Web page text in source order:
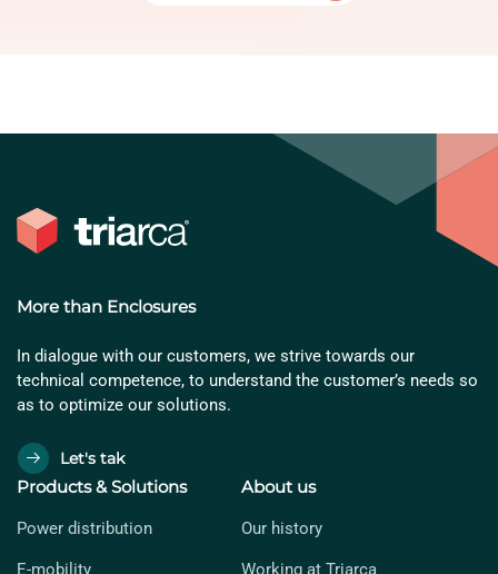
More than Enclosures
In dialogue with our customers, we strive towards our
technical competence, to understand the customer’s needs so
as to optimize our solutions.
Let's tak
Products & Solutions
Power distribution
E-mobility
About us
Our history
Working at Triarca